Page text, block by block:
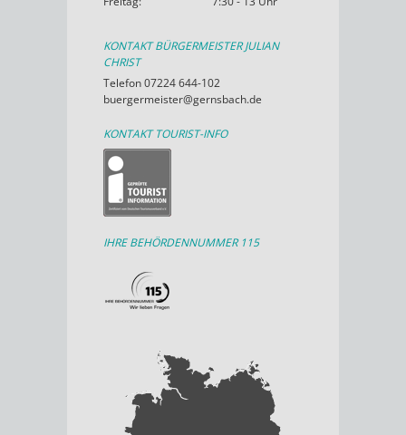
KONTAKT BÜRGERMEISTER JULIAN
CHRIST
Telefon 07224 644-102
buergermeister@gernsbach.de
KONTAKT TOURIST-INFO
IHRE BEHÖRDENNUMMER 115